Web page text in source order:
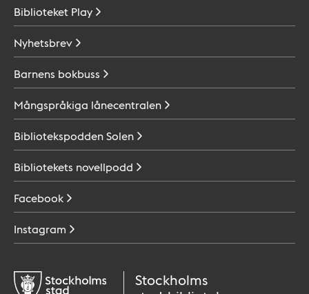
Biblioteket Play
Nyhetsbrev
Barnens bokbuss
Mångspråkiga lånecentralen
BibliotekspoddenSolen
Bibliotekets novellpodd
Facebook
Instagram
Stockholms